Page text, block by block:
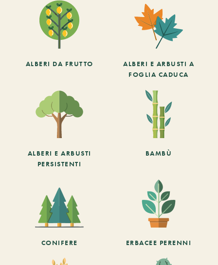
ALBERI DA FRUTTO
ALBERI E ARBUSTI A
FOGLIA CADUCA
ALBERI E ARBUSTI
PERSISTENTI
BAMBÙ
CONIFERE ERBACEE PERENNI